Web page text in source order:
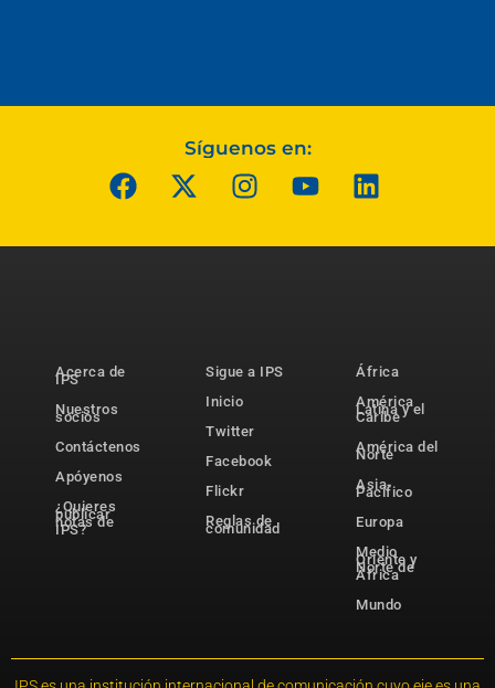
Síguenos en:
Acerca de
IPS
Nuestros
socios
Contáctenos
Apóyenos
¿Quieres
publicar
notas de
IPS?
Sigue a IPS
Inicio
Twitter
Facebook
Flickr
Reglas de
comunidad
África
América
Latina y el
Caribe
América del
Norte
Asia-
Pacífico
Europa
Medio
Oriente y
Norte de
África
Mundo